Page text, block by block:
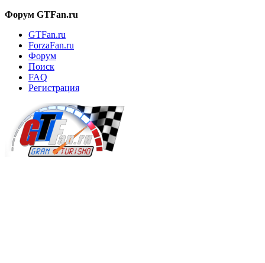
Форум GTFan.ru
GTFan.ru
ForzaFan.ru
Форум
Поиск
FAQ
Регистрация